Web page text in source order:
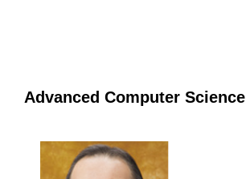
Advanced Computer Science